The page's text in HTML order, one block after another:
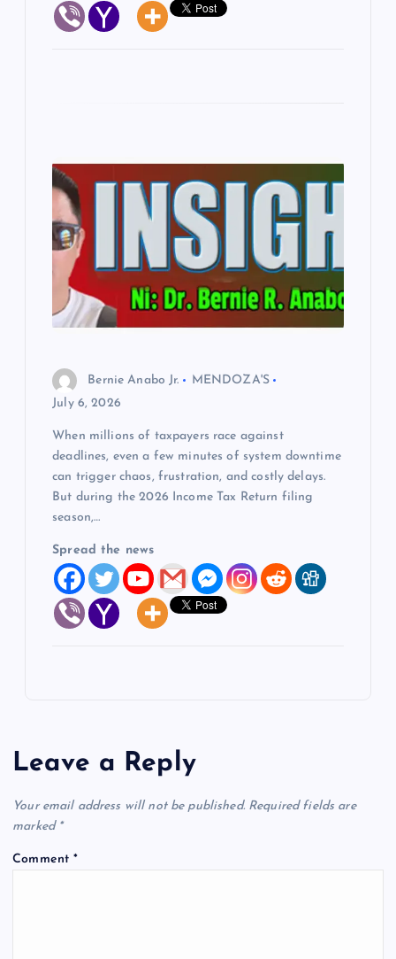
Bernie Anabo Jr.
MENDOZA'S
July 6, 2026
When millions of taxpayers race against
deadlines, even a few minutes of system downtime
can trigger chaos, frustration, and costly delays.
But during the 2026 Income Tax Return filing
season,…
Spread the news
Leave a Reply
Your email address will not be published. Required fields are
marked *
Comment*